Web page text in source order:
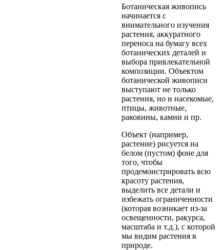
Ботаническая живопись
начинается с
внимательного изучения
растения, аккуратного
переноса на бумагу всех
ботанических деталей и
выбора привлекательной
композиции. Объектом
ботанической живописи
выступают не только
растения, но и насекомые,
птицы, животные,
раковины, камни и пр.
Объект (например,
растение) рисуется на
белом (пустом) фоне для
того, чтобы
продемонстрировать всю
красоту растения,
выделить все детали и
избежать ограниченности
(которая возникает из-за
освещенности, ракурса,
масштаба и т.д.), с которой
мы видим растения в
природе.